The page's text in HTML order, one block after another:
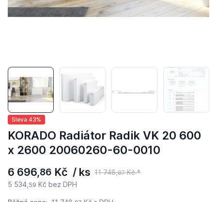
Sleva 43%
KORADO Radiátor Radik VK 20 600
x 2600 20060260-60-0010
6 696,86 Kč / ks 11 748,87Kč *
5 534, 59 Kč bez DPH